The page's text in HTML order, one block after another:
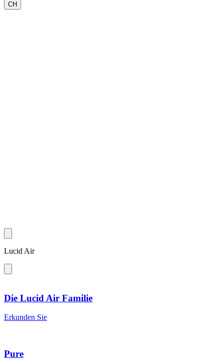
CH
Lucid Air
Die Lucid Air Familie
Erkunden Sie
Pure